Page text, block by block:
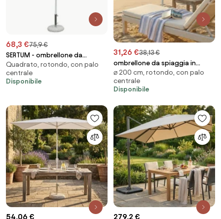
68,3 €75,9 €
SERTUM - ombrellone da
giardino palo centrale 2 x 2
Quadrato, rotondo, con palo
centrale
Disponibile
31,26 €38,13 €
ombrellone da spiaggia in
alluminio
⌀ 200 cm, rotondo, con palo
centrale
Disponibile
54,06 € 279,2 €